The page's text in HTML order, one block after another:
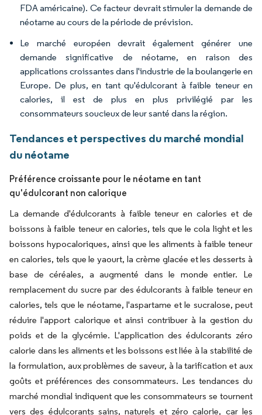
FDA américaine). Ce facteur devrait stimuler la demande de
néotame au cours de la période de prévision.
Le marché européen devrait également générer une
demande significative de néotame, en raison des
applications croissantes dans l'industrie de la boulangerie en
Europe. De plus, en tant qu'édulcorant à faible teneur en
calories, il est de plus en plus privilégié par les
consommateurs soucieux de leur santé dans la région.
Tendances et perspectives du marché mondial
du néotame
Préférence croissante pour le néotame en tant
qu'édulcorant non calorique
La demande d'édulcorants à faible teneur en calories et de
boissons à faible teneur en calories, tels que le cola light et les
boissons hypocaloriques, ainsi que les aliments à faible teneur
en calories, tels que le yaourt, la crème glacée et les desserts à
base de céréales, a augmenté dans le monde entier. Le
remplacement du sucre par des édulcorants à faible teneur en
calories, tels que le néotame, l'aspartame et le sucralose, peut
réduire l'apport calorique et ainsi contribuer à la gestion du
poids et de la glycémie. L'application des édulcorants zéro
calorie dans les aliments et les boissons est liée à la stabilité de
la formulation, aux problèmes de saveur, à la tarification et aux
goûts et préférences des consommateurs. Les tendances du
marché mondial indiquent que les consommateurs se tournent
vers des édulcorants sains, naturels et zéro calorie, car les